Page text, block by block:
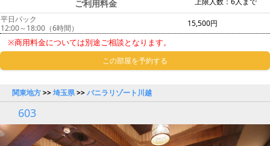
ご利用料金
平日パック
12:00～18:00（6時間）
15,500円
※商用料金については別途ご相談となります。
この部屋を予約する
関東地方>>埼玉県>>バニラリゾート川越
603